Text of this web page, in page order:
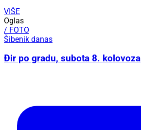
VIŠE
Oglas
/ FOTO
Šibenik danas
Đir po gradu, subota 8. kolovoza